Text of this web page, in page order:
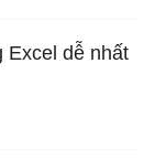
Excel dễ nhất